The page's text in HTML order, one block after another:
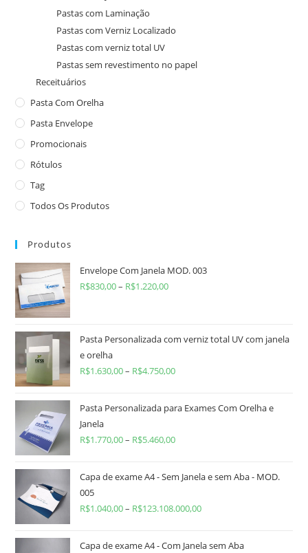
Pastas com Laminação
Pastas com Verniz Localizado
Pastas com verniz total UV
Pastas sem revestimento no papel
Receituários
Pasta Com Orelha
Pasta Envelope
Promocionais
Rótulos
Tag
Todos Os Produtos
Produtos
Envelope Com Janela MOD. 003
R$830,00– R$1.220,00
Pasta Personalizada com verniz total UV com janela
e orelha
R$1.630,00– R$4.750,00
Pasta Personalizada para Exames Com Orelha e
Janela
R$1.770,00– R$5.460,00
Capa de exame A4 - Sem Janela e sem Aba - MOD.
005
R$1.040,00– R$123.108.000,00
Capa de exame A4 - Com Janela sem Aba